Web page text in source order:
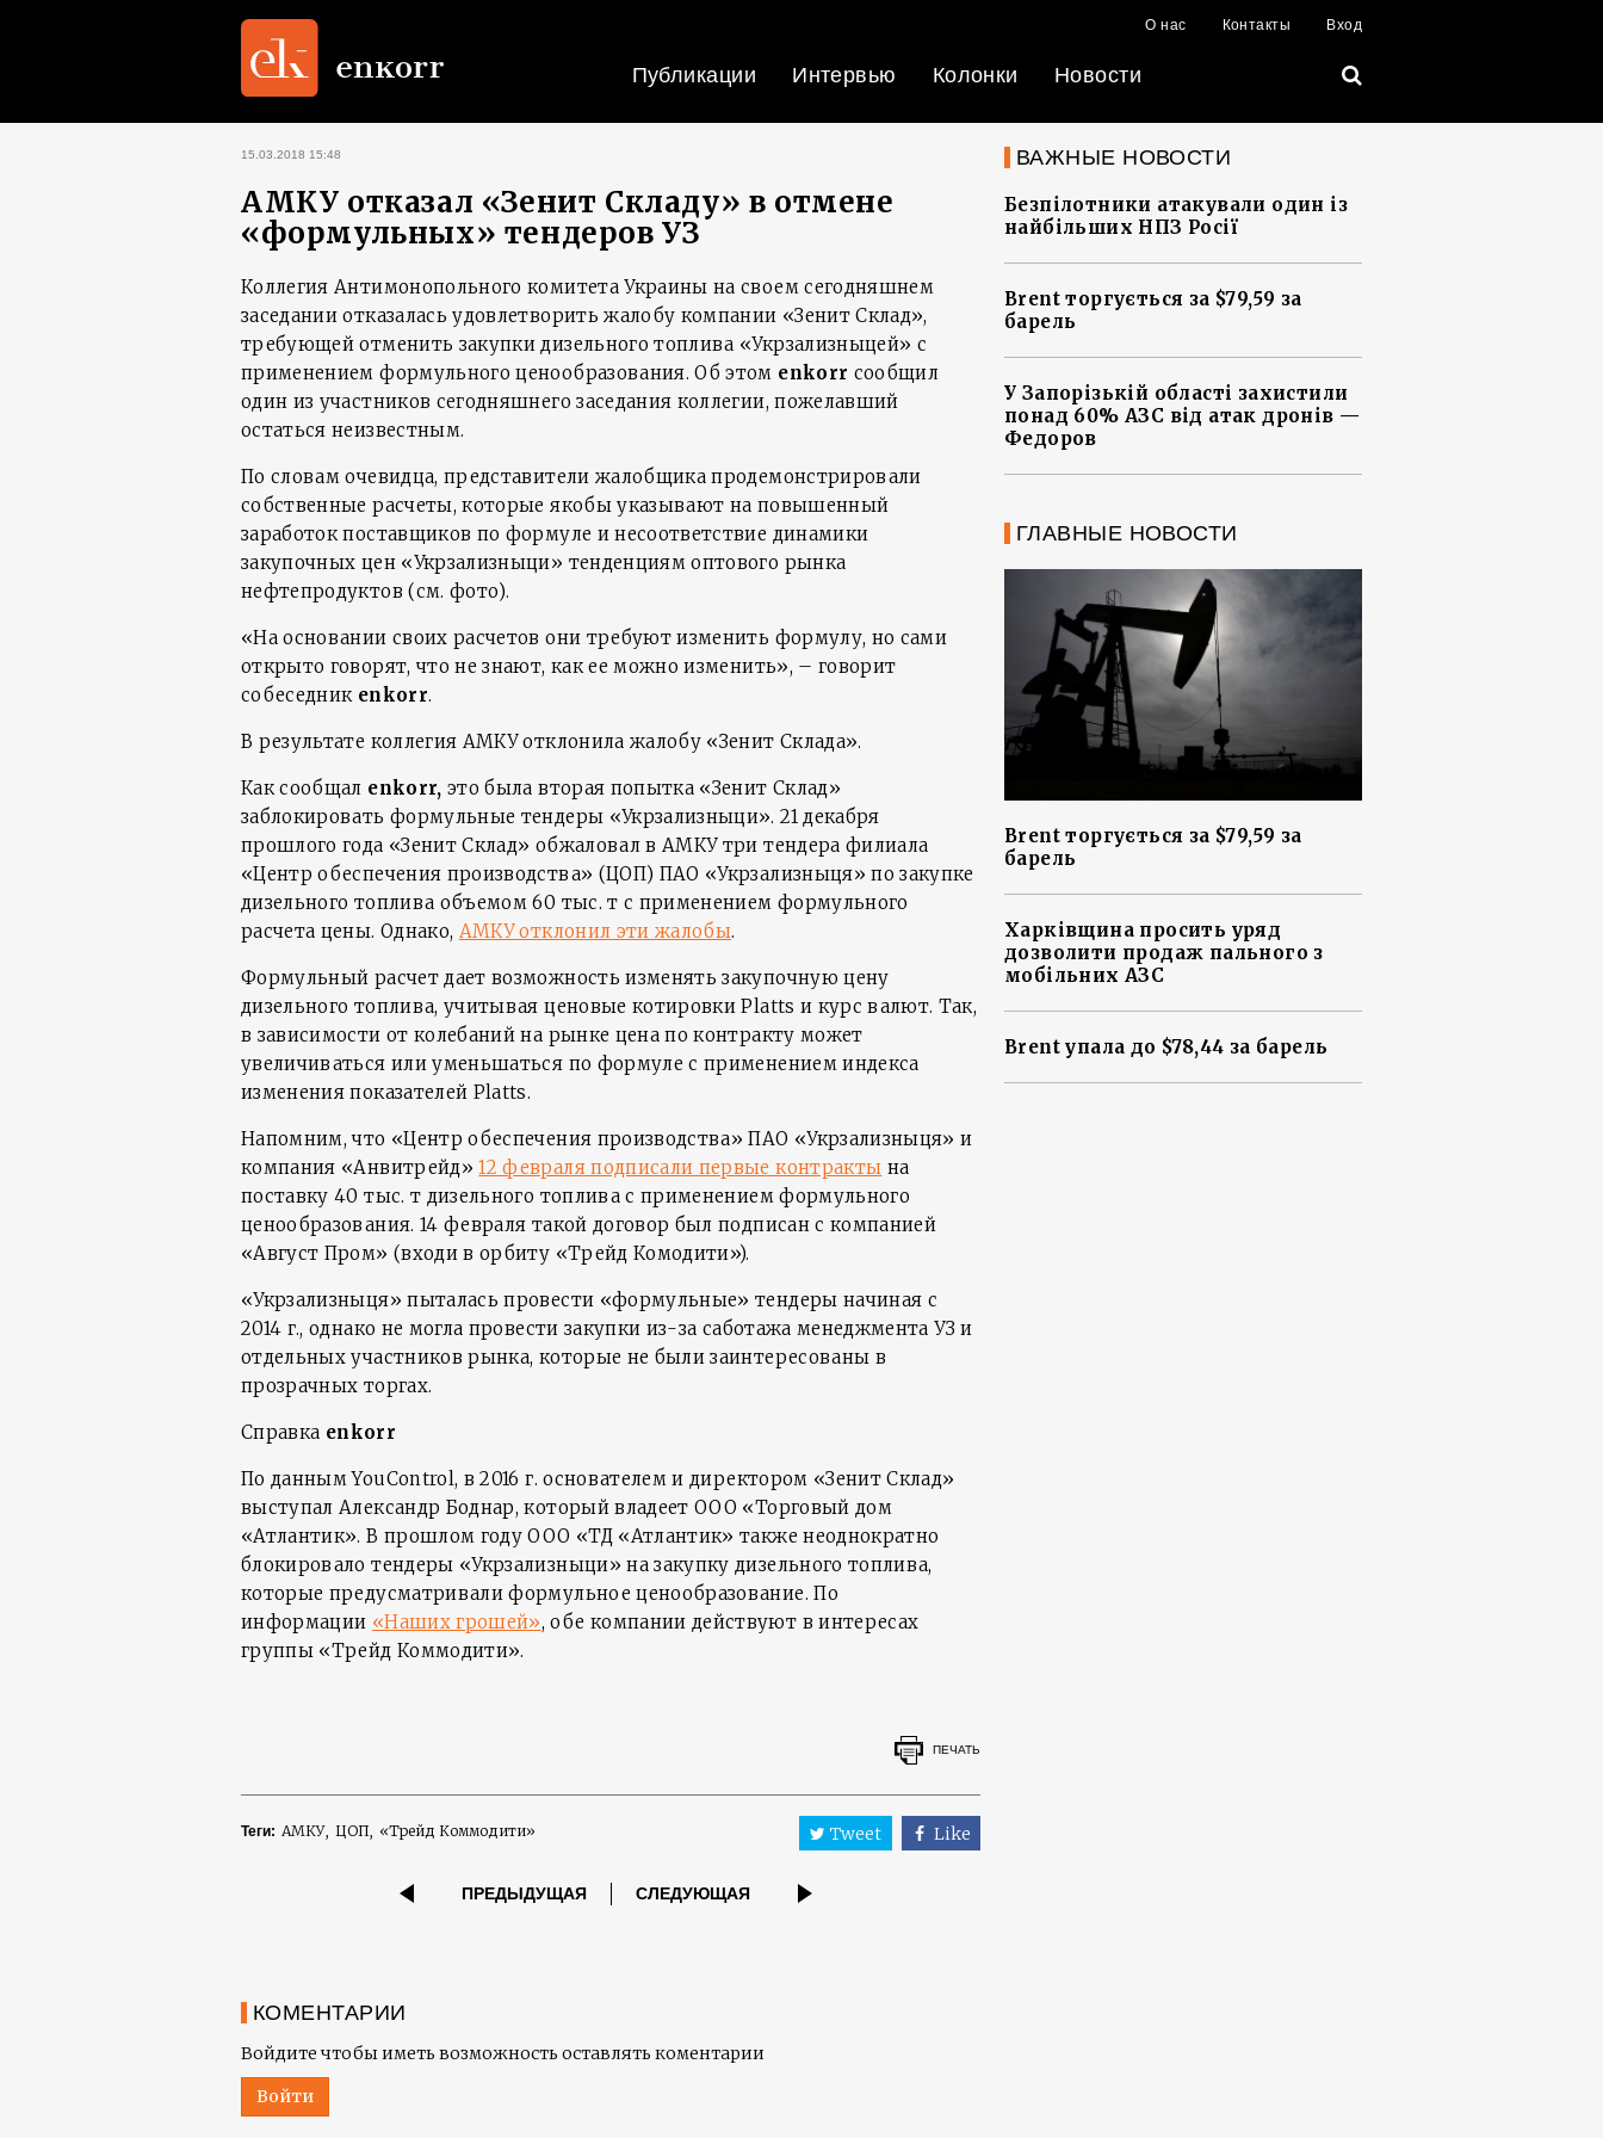
О нас Контакты Вход
Публикации Интервью Колонки Новости
15.03.2018 15:48
АМКУ отказал «Зенит Складу» в отмене
«формульных» тендеров УЗ
Коллегия Антимонопольного комитета Украины на своем сегодняшнем
заседании отказалась удовлетворить жалобу компании «Зенит Склад»,
требующей отменить закупки дизельного топлива «Укрзализныцей» с
применением формульного ценообразования. Об этом enkorr сообщил
один из участников сегодняшнего заседания коллегии, пожелавший
остаться неизвестным.
По словам очевидца, представители жалобщика продемонстрировали
собственные расчеты, которые якобы указывают на повышенный
заработок поставщиков по формуле и несоответствие динамики
закупочных цен «Укрзализныци» тенденциям оптового рынка
нефтепродуктов (см. фото).
«На основании своих расчетов они требуют изменить формулу, но сами
открыто говорят, что не знают, как ее можно изменить», – говорит
собеседник enkorr.
В результате коллегия АМКУ отклонила жалобу «Зенит Склада».
Как сообщал enkorr,это была вторая попытка «Зенит Склад»
заблокировать формульные тендеры «Укрзализныци». 21 декабря
прошлого года «Зенит Склад» обжаловал в АМКУ три тендера филиала
«Центр обеспечения производства» (ЦОП) ПАО «Укрзализныця» по закупке
дизельного топлива объемом 60 тыс. т с применением формульного
расчета цены. Однако, АМКУ отклонил эти жалобы.
Формульный расчет дает возможность изменять закупочную цену
дизельного топлива, учитывая ценовые котировки Platts и курс валют. Так,
в зависимости от колебаний на рынке цена по контракту может
увеличиваться или уменьшаться по формуле с применением индекса
изменения показателей Platts.
Напомним, что «Центр обеспечения производства» ПАО «Укрзализныця» и
компания «Анвитрейд»12 февраля подписали первые контракты на
поставку 40 тыс. т дизельного топлива с применением формульного
ценообразования. 14 февраля такой договор был подписан с компанией
«Август Пром» (входи в орбиту «Трейд Комодити»).
«Укрзализныця» пыталась провести «формульные» тендеры начиная с
2014 г., однако не могла провести закупки из-за саботажа менеджмента УЗ и
отдельных участников рынка, которые не были заинтересованы в
прозрачных торгах.
Справка enkorr
По данным YouControl, в 2016 г. основателем и директором «Зенит Склад»
выступал Александр Боднар, который владеет ООО «Торговый дом
«Атлантик». В прошлом году ООО «ТД «Атлантик» также неоднократно
блокировало тендеры «Укрзализныци» на закупку дизельного топлива,
которые предусматривали формульное ценообразование. По
информации «Наших грошей», обе компании действуют в интересах
группы «Трейд Коммодити».
ПЕЧАТЬ
Теги: АМКУ ЦОП «Трейд Коммодити» Tweet Like
ПРЕДЫДУЩАЯ СЛЕДУЮЩАЯ
КОМЕНТАРИИ
Войдите чтобы иметь возможность оставлять коментарии
Войти
ВАЖНЫЕ НОВОСТИ
Безпілотники атакували один із
найбільших НПЗ Росії
Brent торгується за $79,59 за
барель
У Запорізькій області захистили
понад 60% АЗС від атак дронів —
Федоров
ГЛАВНЫЕ НОВОСТИ
Brent торгується за $79,59 за
барель
Харківщина просить уряд
дозволити продаж пального з
мобільних АЗС
Brent упала до $78,44 за барель